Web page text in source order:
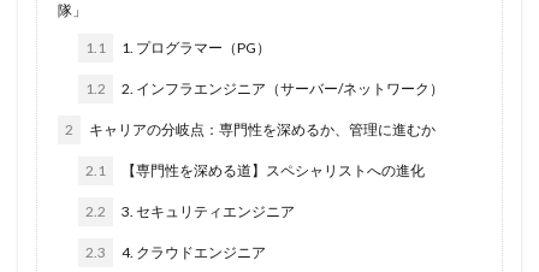
隊」
1.1 1. プログラマー（PG）
1.2 2. インフラエンジニア（サーバー/ネットワーク）
2 キャリアの分岐点：専門性を深めるか、管理に進むか
2.1 【専門性を深める道】スペシャリストへの進化
2.2 3. セキュリティエンジニア
2.3 4. クラウドエンジニア